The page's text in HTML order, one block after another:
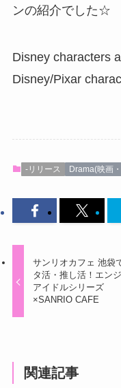
ンの紹介でした☆
Disney characters
Disney/Pixar
-リリース Drama(映画
サンリオカフェ 池袋
タ活・推し活！エン
アイドルシリーズ
×SANRIO CAFE
関連記事